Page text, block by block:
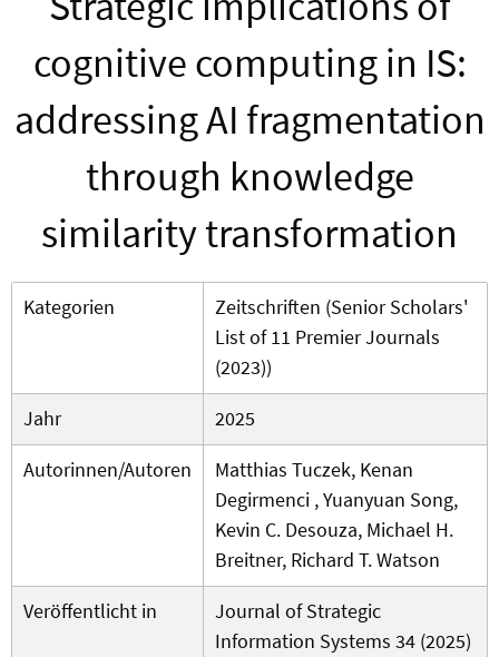
cognitive computing in IS:
addressing AI fragmentation
through knowledge
similarity transformation
Kategorien
Zeitschriften (Senior Scholars'
List of 11 Premier Journals
(2023))
Jahr
2025
Autorinnen/Autoren
Matthias Tuczek, Kenan
Degirmenci , Yuanyuan Song,
Kevin C. Desouza, Michael H.
Breitner, Richard T. Watson
Veröffentlicht in
Journal of Strategic
Information Systems 34 (2025)